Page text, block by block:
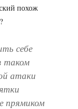
похож
себе
таком
атаки
прямиком